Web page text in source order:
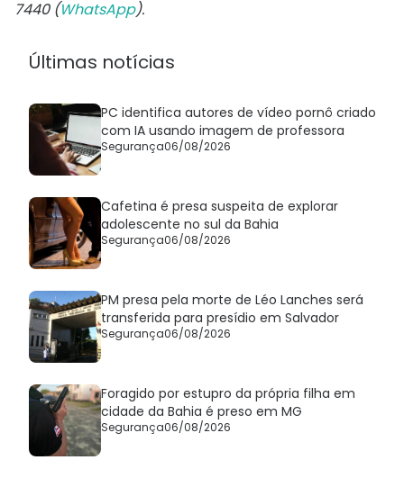
7440 (WhatsApp).
Últimas notícias
PC identifica autores de vídeo pornô criado
com IA usando imagem de professora
Segurança06/08/2026
Cafetina é presa suspeita de explorar
adolescente no sul da Bahia
Segurança06/08/2026
PM presa pela morte de Léo Lanches será
transferida para presídio em Salvador
Segurança06/08/2026
Foragido por estupro da própria filha em
cidade da Bahia é preso em MG
Segurança06/08/2026